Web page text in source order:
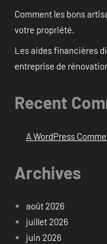
Comment les bons
votre propriété.
Les aides financières
entreprise de
Recent
A WordPress
Archives
août 2026
juillet 2026
juin 2026